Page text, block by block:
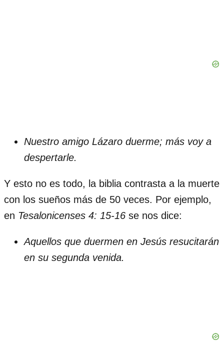
Nuestro amigo Lázaro duerme; más voy a
despertarle.
Y esto no es todo, la biblia contrasta a la muerte
con los sueños más de 50 veces. Por ejemplo,
en Tesalonicenses 4: 15-16 se nos dice:
Aquellos que duermen en Jesús resucitarán
en su segunda venida.